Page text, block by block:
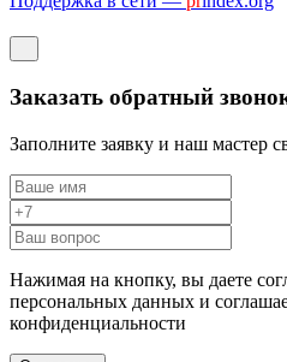
Заказать обратный
Заполните заявку и наш мастер
Нажимая на кнопку, вы даете
персональных данных и
конфиденциальности